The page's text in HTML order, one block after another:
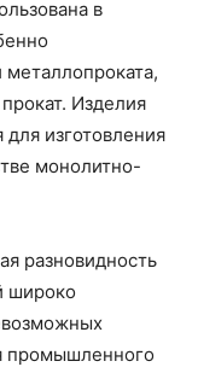
в
металлопроката,
Изделия
изготовления
монолитно-
разновидность
широко
промышленного